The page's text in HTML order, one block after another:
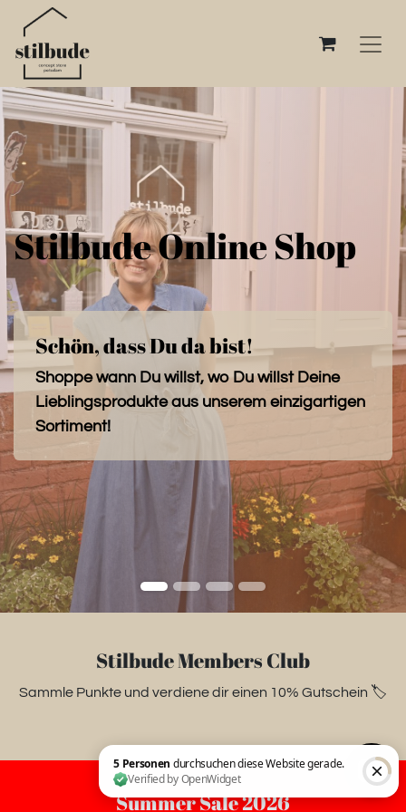
Stilbude Online Shop
Schön, dass Du da bist!
Shoppe wann Du willst, wo Du willst Deine
Lieblingsprodukte aus unserem einzigartigen
Sortiment!
Stilbude Members Club
Sammle Punkte und verdiene dir einen 10% Gutschein 🏷️
Summer Sale 2026